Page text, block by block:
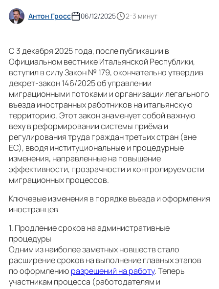
Антон Гросс 06/12/2025 2-3 минут
С 3 декабря 2025 года, после публикации в
Официальном вестнике Итальянской Республики,
вступил в силу Закон № 179, окончательно утвердив
декрет-закон 146/2025 об управлении
миграционными потоками и организации легального
въезда иностранных работников на итальянскую
территорию. Этот закон знаменует собой важную
веху в реформировании системы приёма и
регулирования труда граждан третьих стран (вне
ЕС), вводя институциональные и процедурные
изменения, направленные на повышение
эффективности, прозрачности и контролируемости
миграционных процессов.
Ключевые изменения в порядке въезда и оформления
иностранцев
1. Продление сроков на административные
процедуры
Одним из наиболее заметных новшеств стало
расширение сроков на выполнение главных этапов
по оформлению разрешений на работу. Теперь
участникам процесса (работодателям и